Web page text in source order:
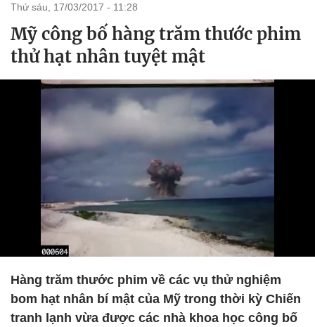
thứ sáu, 17/03/2017 - 11:28
Mỹ công bố hàng trăm thước phim
thử hạt nhân tuyệt mật
Hàng trăm thước phim về các vụ thử nghiệm
bom hạt nhân bí mật của Mỹ trong thời kỳ Chiến
tranh lạnh vừa được các nhà khoa học công bố